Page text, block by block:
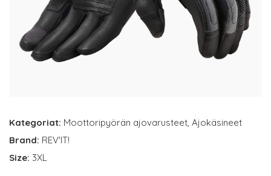
Kategoriat: Moottoripyörän ajovarusteet, Ajokäsineet
Brand: REV'IT!
Size: 3XL